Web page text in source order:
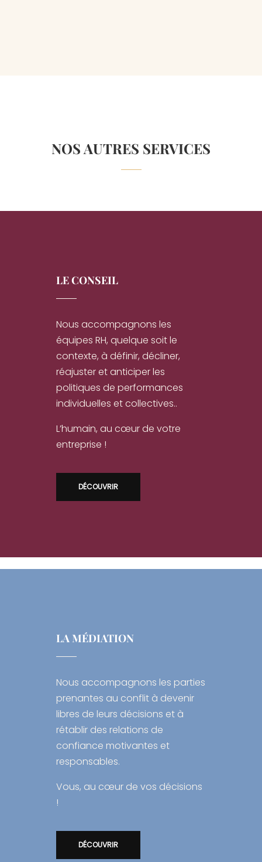
NOS AUTRES SERVICES
LE CONSEIL
Nous accompagnons les
équipes RH, quelque soit le
contexte, à définir, décliner,
réajuster et anticiper les
politiques de performances
individuelles et collectives..
L’humain, au cœur de votre
entreprise !
DÉCOUVRIR
LA MÉDIATION
Nous accompagnons les parties
prenantes au conflit à devenir
libres de leurs décisions et à
rétablir des relations de
confiance motivantes et
responsables.
Vous, au cœur de vos décisions
!
DÉCOUVRIR